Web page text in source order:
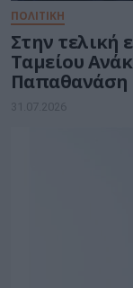
ΠΟΛΙΤΙΚΗ
Στην τελική
Ταμείου
Παπαθανάση
στους
31.07.2026